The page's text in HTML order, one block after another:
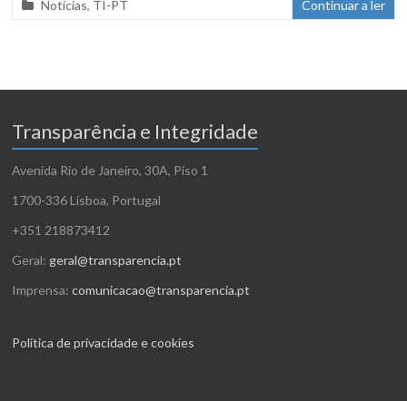
Notícias, TI-PT Continuar a ler
Transparência e Integridade
Avenida Rio de Janeiro, 30A, Piso 1
1700-336 Lisboa, Portugal
+351 218873412
Geral: geral@transparencia.pt
Imprensa:comunicacao@transparencia.pt
Política de privacidade e cookies